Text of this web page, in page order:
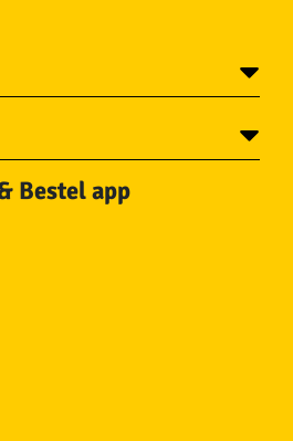
Ketting en Toebehoren
Bestel app